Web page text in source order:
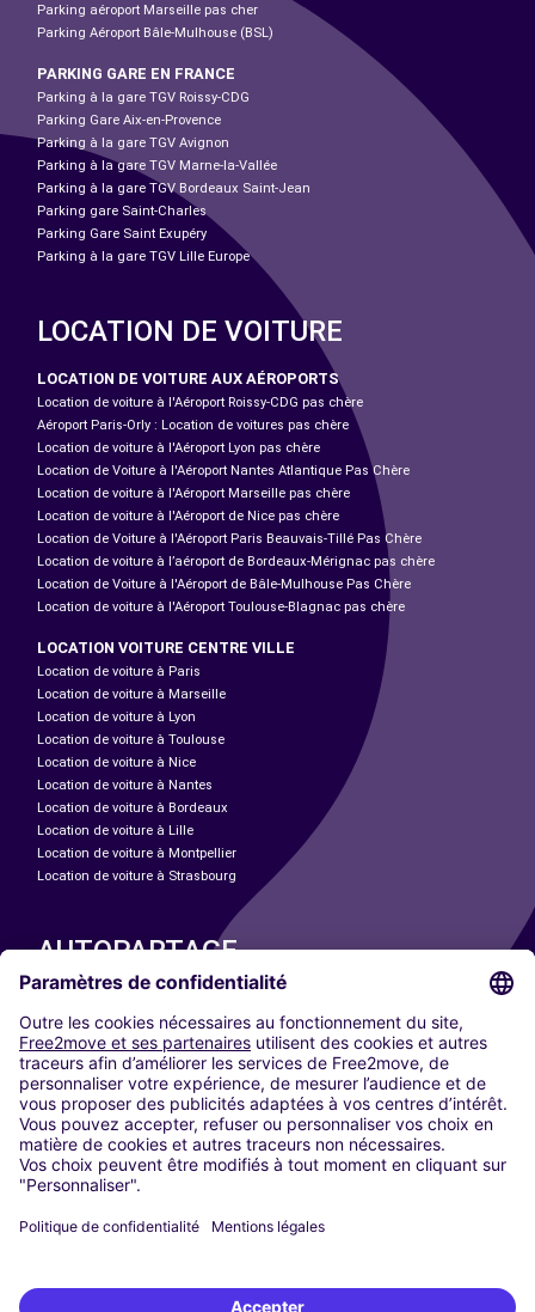
Parking aéroport Marseille pas cher
Parking Aéroport Bâle-Mulhouse (BSL)
PARKING GARE EN FRANCE
Parking à la gare TGV Roissy-CDG
Parking Gare Aix-en-Provence
Parking à la gare TGV Avignon
Parking à la gare TGV Marne-la-Vallée
Parking à la gare TGV Bordeaux Saint-Jean
Parking gare Saint-Charles
Parking Gare Saint Exupéry
Parking à la gare TGV Lille Europe
LOCATION DE VOITURE
LOCATION DE VOITURE AUX AÉROPORTS
Location de voiture à l'Aéroport Roissy-CDG pas chère
Aéroport Paris-Orly : Location de voitures pas chère
Location de voiture à l'Aéroport Lyon pas chère
Location de Voiture à l'Aéroport Nantes Atlantique Pas Chère
Location de voiture à l'Aéroport Marseille pas chère
Location de voiture à l'Aéroport de Nice pas chère
Location de Voiture à l'Aéroport Paris Beauvais-Tillé Pas Chère
Location de voiture à l’aéroport de Bordeaux-Mérignac pas chère
Location de Voiture à l'Aéroport de Bâle-Mulhouse Pas Chère
Location de voiture à l'Aéroport Toulouse-Blagnac pas chère
LOCATION VOITURE CENTRE VILLE
Location de voiture à Paris
Location de voiture à Marseille
Location de voiture à Lyon
Location de voiture à Toulouse
Location de voiture à Nice
Location de voiture à Nantes
Location de voiture à Bordeaux
Location de voiture à Lille
Location de voiture à Montpellier
Location de voiture à Strasbourg
AUTOPARTAGE
Paris
Madrid
Washington DC
Milan
Rome
Turin
Vienne
Berlin
Düsseldorf